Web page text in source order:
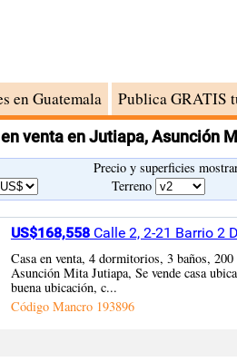
en Guatemala Publica GRATIS
venta en Jutiapa, Asunción
Precio y superficies
Terreno
US$168,558Calle 2, 2-21 Barrio 2
Casa en venta, 4 dormitorios, 3 baños,
Asunción Mita Jutiapa, Se vende casa
buena ubicación, c...
Código Mancro 193896